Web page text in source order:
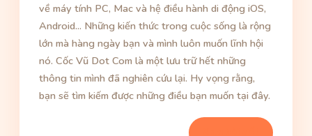
về máy tính PC, Mac và hệ điều hành di động iOS,
Android... Những kiến thức trong cuộc sống là rộng
lớn mà hàng ngày bạn và mình luôn muốn lĩnh hội
nó. Cốc Vũ Dot Com là một lưu trữ hết những
thông tin mình đã nghiên cứu lại. Hy vọng rằng,
bạn sẽ tìm kiếm được những điều bạn muốn tại đây.